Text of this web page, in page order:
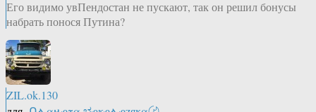
Его видимо увПендостан не пускают, так он решил бонусы
набрать понося Путина?
ZIL.ok.130